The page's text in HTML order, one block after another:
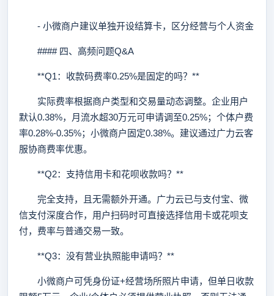
- 小微商户建议单独开设结算卡，区分经营与个人资金
#### 四、高频问题Q&A
**Q1：收款码费率0.25%是固定的吗？**
实际费率根据商户类型和交易量动态调整。企业用户
默认0.38%，月流水超30万元可申请调至0.25%；个体户费
率0.28%-0.35%；小微商户固定0.38%。建议通过广力云客
服协商费率优惠。
**Q2：支持信用卡和花呗收款吗？**
完全支持，且无需额外开通。广力云已与支付宝、微
信支付深度合作，用户扫码时可直接选择信用卡或花呗支
付，费率与普通交易一致。
**Q3：没有营业执照能申请吗？**
小微商户可凭身份证+经营场所照片申请，但单日收款